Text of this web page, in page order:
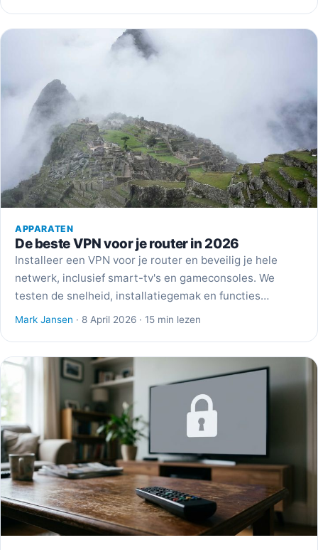
APPARATEN
De beste VPN voor je router in 2026
Installeer een VPN voor je router en beveilig je hele
netwerk, inclusief smart-tv's en gameconsoles. We
testen de snelheid, installatiegemak en functies…
Mark Jansen · 8 April 2026 · 15 min lezen